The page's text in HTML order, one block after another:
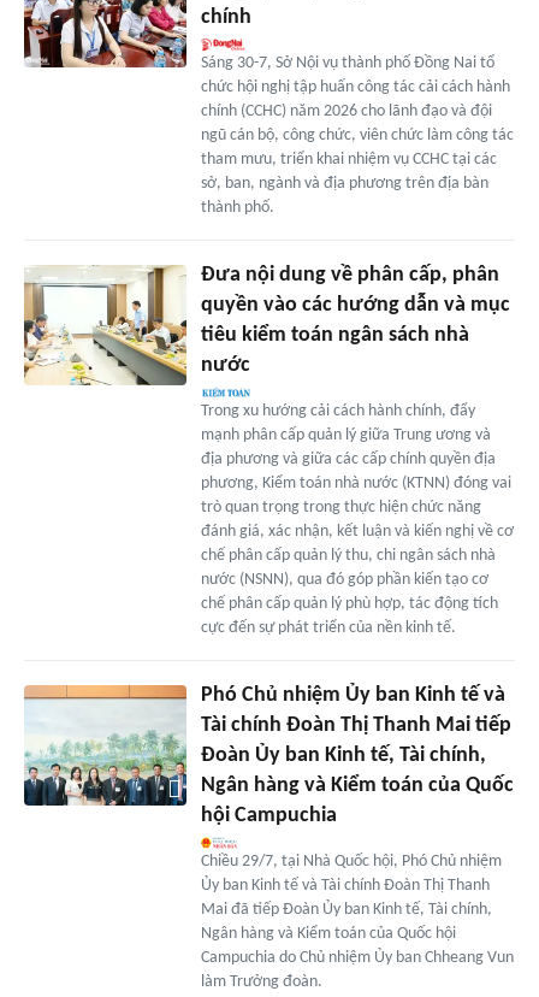
chính
Sáng 30-7, Sở Nội vụ thành phố Đồng Nai tổ
chức hội nghị tập huấn công tác cải cách hành
chính (CCHC) năm 2026 cho lãnh đạo và đội
ngũ cán bộ, công chức, viên chức làm công tác
tham mưu, triển khai nhiệm vụ CCHC tại các
sở, ban, ngành và địa phương trên địa bàn
thành phố.
Đưa nội dung về phân cấp, phân
quyền vào các hướng dẫn và mục
tiêu kiểm toán ngân sách nhà
nước
Trong xu hướng cải cách hành chính, đẩy
mạnh phân cấp quản lý giữa Trung ương và
địa phương và giữa các cấp chính quyền địa
phương, Kiểm toán nhà nước (KTNN) đóng vai
trò quan trọng trong thực hiện chức năng
đánh giá, xác nhận, kết luận và kiến nghị về cơ
chế phân cấp quản lý thu, chi ngân sách nhà
nước (NSNN), qua đó góp phần kiến tạo cơ
chế phân cấp quản lý phù hợp, tác động tích
cực đến sự phát triển của nền kinh tế.
Phó Chủ nhiệm Ủy ban Kinh tế và
Tài chính Đoàn Thị Thanh Mai tiếp
Đoàn Ủy ban Kinh tế, Tài chính,
Ngân hàng và Kiểm toán của Quốc
hội Campuchia
Chiều 29/7, tại Nhà Quốc hội, Phó Chủ nhiệm
Ủy ban Kinh tế và Tài chính Đoàn Thị Thanh
Mai đã tiếp Đoàn Ủy ban Kinh tế, Tài chính,
Ngân hàng và Kiểm toán của Quốc hội
Campuchia do Chủ nhiệm Ủy ban Chheang Vun
làm Trưởng đoàn.